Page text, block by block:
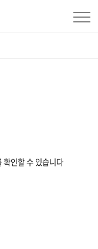
확인할 수 있습니다